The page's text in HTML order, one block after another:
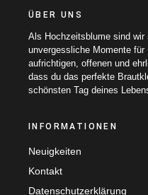
ÜBER UNS
Als Hochzeitsblume sind
unvergessliche Momente
aufrichtigen, offenen und
dass du das perfekte
schönsten Tag deines
INFORMATIONEN
Neuigkeiten
Kontakt
Datenschutzerklärung